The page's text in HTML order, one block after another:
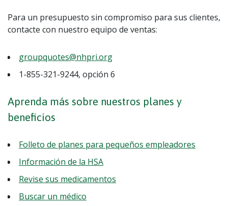
Para un presupuesto sin compromiso para sus clientes,
contacte con nuestro equipo de ventas:
groupquotes@nhpri.org
1-855-321-9244, opción 6
Aprenda más sobre nuestros planes y
beneficios
Folleto de planes para pequeños empleadores
Información de la HSA
Revise sus medicamentos
Buscar un médico